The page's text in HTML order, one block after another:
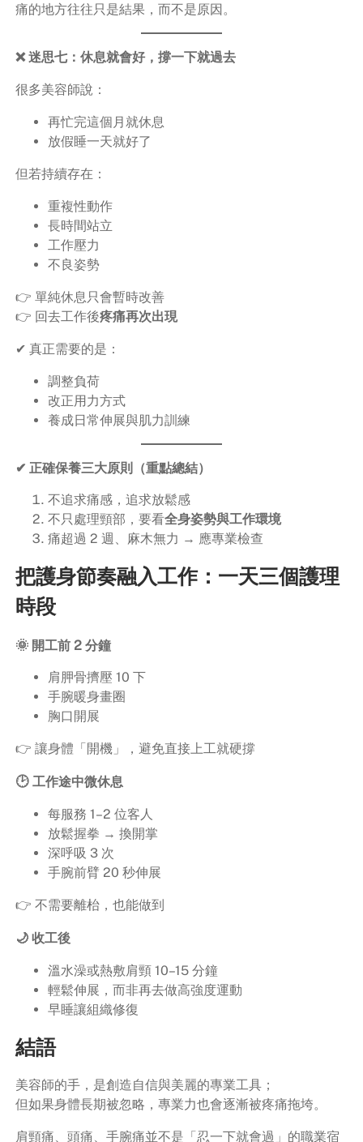
痛的地方往往只是結果，而不是原因。
❌ 迷思七：休息就會好，撐一下就過去
很多美容師說：
再忙完這個月就休息
放假睡一天就好了
但若持續存在：
重複性動作
長時間站立
工作壓力
不良姿勢
👉 單純休息只會暫時改善
👉 回去工作後疼痛再次出現
✔ 真正需要的是：
調整負荷
改正用力方式
養成日常伸展與肌力訓練
✔ 正確保養三大原則（重點總結）
不追求痛感，追求放鬆感
不只處理頸部，要看全身姿勢與工作環境
痛超過 2 週、麻木無力 → 應專業檢查
把護身節奏融入工作：一天三個護理
時段
🌞 開工前 2 分鐘
肩胛骨擠壓 10 下
手腕暖身畫圈
胸口開展
👉 讓身體「開機」，避免直接上工就硬撐
🕑 工作途中微休息
每服務 1–2 位客人
放鬆握拳 → 換開掌
深呼吸 3 次
手腕前臂 20 秒伸展
👉 不需要離枱，也能做到
🌙 收工後
溫水澡或熱敷肩頸 10–15 分鐘
輕鬆伸展，而非再去做高強度運動
早睡讓組織修復
結語
美容師的手，是創造自信與美麗的專業工具；
但如果身體長期被忽略，專業力也會逐漸被疼痛拖垮。
肩頸痛、頭痛、手腕痛並不是「忍一下就會過」的職業宿